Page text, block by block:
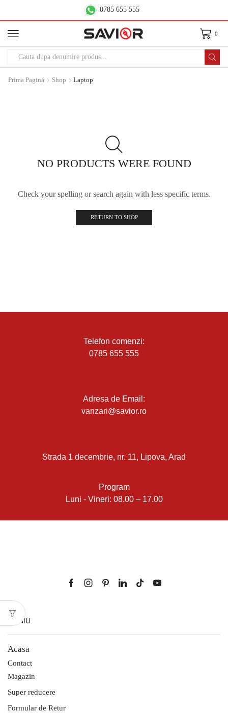
0785 655 555
0
Prima Pagină Shop Laptop
NO PRODUCTS WERE FOUND
Check your spelling or search again with less specific terms.
RETURN TO SHOP
Telefon comenzi:
0785 655 555
Adresa de Email:
vanzari@savior.ro
Strada 1 decembrie, nr. 11, Lipova, Arad
Program
Luni - Vineri: 08.00 – 17.00
MENIU
Acasa
Contact
Magazin
Super reducere
Formular de Retur